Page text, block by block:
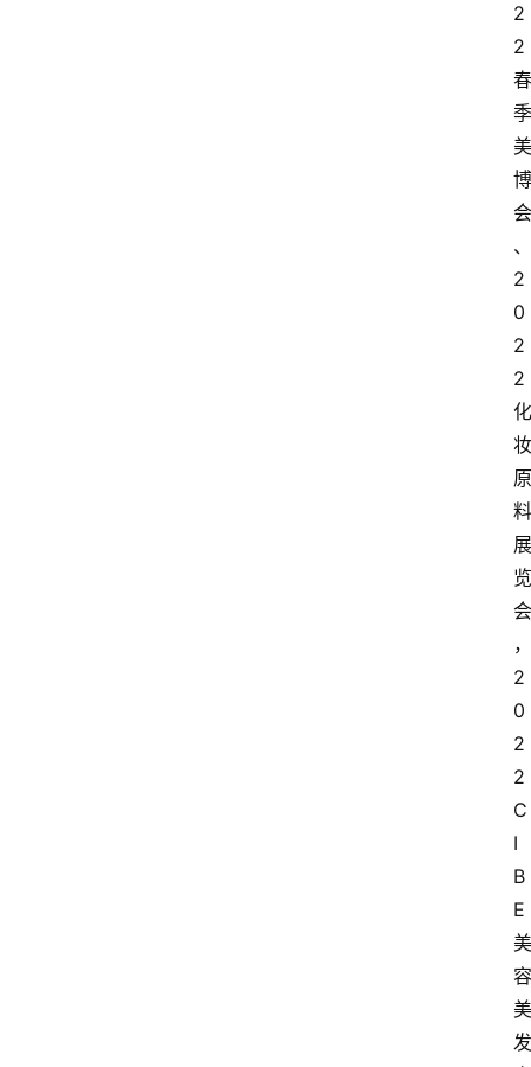
2
2
春
季
美
博
会
、
2
0
2
2
化
妆
原
料
展
览
会
，
2
0
2
2
C
I
B
E
美
容
美
发